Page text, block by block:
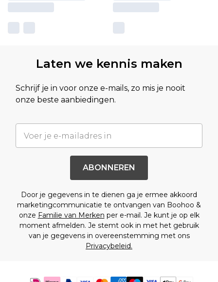
Laten we kennis maken
Schrijf je in voor onze e-mails, zo mis je nooit
onze beste aanbiedingen.
ABONNEREN
Door je gegevens in te dienen ga je ermee akkoord
marketingcommunicatie te ontvangen van Boohoo &
onze Familie van Merken per e-mail. Je kunt je op elk
moment afmelden. Je stemt ook in met het gebruik
van je gegevens in overeenstemming met ons
Privacybeleid.